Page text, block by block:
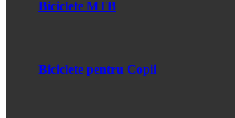
Biciclete MTB
Biciclete pentru Copii